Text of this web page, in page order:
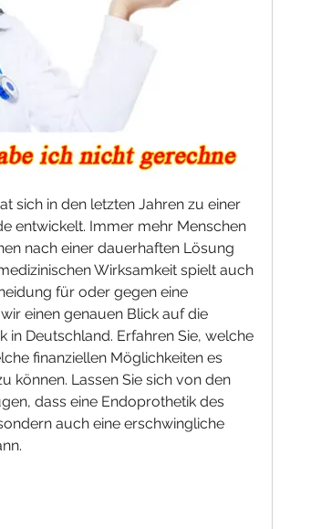
sich in den letzten Jahren zu einer
entwickelt. Immer mehr Menschen
nach einer dauerhaften Lösung
Wirksamkeit spielt auch
für oder gegen eine
einen genauen Blick auf die
Deutschland. Erfahren Sie, welche
finanziellen Möglichkeiten es
können. Lassen Sie sich von den
dass eine Endoprothetik des
auch eine erschwingliche